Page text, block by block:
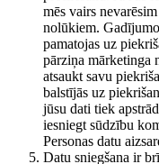
mēs vairs
nolūkiem.
pamatojas uz
pārziņa mārketinga
atsaukt savu
balstījās uz
jūsu dati tiek
iesniegt sūdzību
Personas datu
Datu sniegšana ir